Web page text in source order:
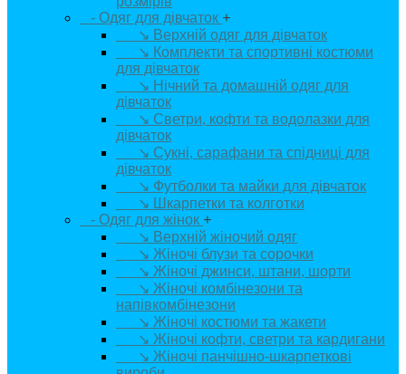
- Одяг для дівчаток +
↘ Верхній одяг для дівчаток
↘ Комплекти та спортивні костюми
для дівчаток
↘ Нічний та домашній одяг для
дівчаток
↘ Светри, кофти та водолазки для
дівчаток
↘ Сукні, сарафани та спідниці для
дівчаток
↘ Футболки та майки для дівчаток
↘ Шкарпетки та колготки
- Одяг для жінок +
↘ Верхній жіночий одяг
↘ Жіночі блузи та сорочки
↘ Жіночі джинси, штани, шорти
↘ Жіночі комбінезони та
напівкомбінезони
↘ Жіночі костюми та жакети
↘ Жіночі кофти, светри та кардигани
↘ Жіночі панчішно-шкарпеткові